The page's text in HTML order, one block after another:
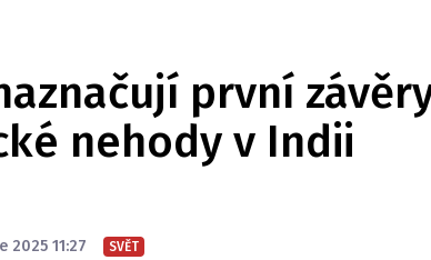
první
nehody v Indii
2025 11:27 SVĚT